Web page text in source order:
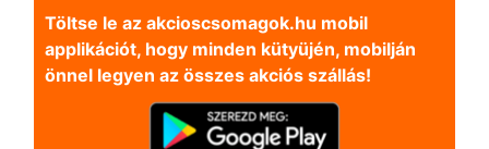
Töltse le az akcioscsomagok.hu mobil
applikációt, hogy minden kütyüjén, mobilján
önnel legyen az összes akciós szállás!